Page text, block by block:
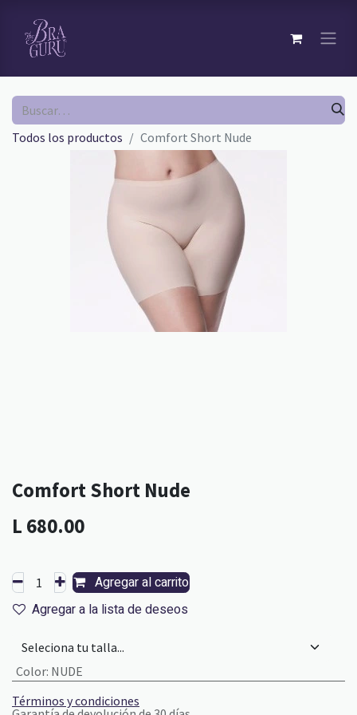
Todos los productos Comfort Short Nude
Comfort Short Nude
L 680.00
Agregar al carrito
Agregar a la lista de deseos
Color: NUDE
Términos y condiciones